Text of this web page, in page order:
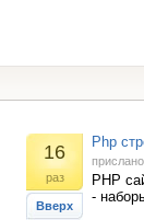
16
раз
Вверх
Php
PHP
-